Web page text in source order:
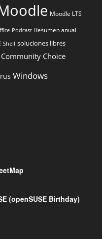
Moodle LTS
Podcast Resumen anual
Shell soluciones libres
Choice
Windows
(openSUSE Birthday)